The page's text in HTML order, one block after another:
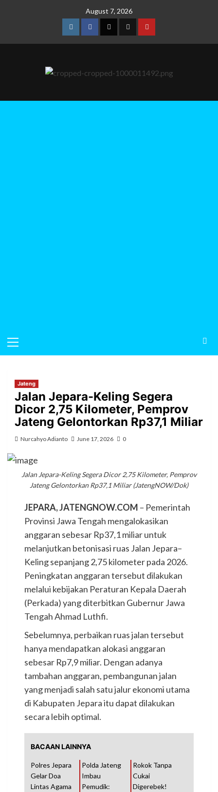
August 7, 2026
Jateng
Jalan Jepara-Keling Segera
Dicor 2,75 Kilometer, Pemprov
Jateng Gelontorkan Rp37,1 Miliar
Nurcahyo Adianto June 17, 2026 0
Jalan Jepara-Keling Segera Dicor 2,75 Kilometer, Pemprov
Jateng Gelontorkan Rp37,1 Miliar (JatengNOW/Dok)
JEPARA, JATENGNOW.COM – Pemerintah
Provinsi Jawa Tengah mengalokasikan
anggaran sebesar Rp37,1 miliar untuk
melanjutkan betonisasi ruas Jalan Jepara–
Keling sepanjang 2,75 kilometer pada 2026.
Peningkatan anggaran tersebut dilakukan
melalui kebijakan Peraturan Kepala Daerah
(Perkada) yang diterbitkan Gubernur Jawa
Tengah Ahmad Luthfi.
Sebelumnya, perbaikan ruas jalan tersebut
hanya mendapatkan alokasi anggaran
sebesar Rp7,9 miliar. Dengan adanya
tambahan anggaran, pembangunan jalan
yang menjadi salah satu jalur ekonomi utama
di Kabupaten Jepara itu dapat dilakukan
secara lebih optimal.
BACAAN LAINNYA
Polres Jepara
Gelar Doa
Lintas Agama
Polda Jateng
Imbau
Pemudik:
Rokok Tanpa
Cukai
Digerebek!